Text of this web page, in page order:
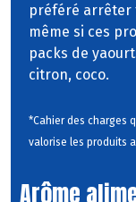
préféré arrêter
même si ces
packs de
citron, coco.
*Cahier des charges
valorise les produits
Arôme